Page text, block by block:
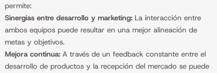
permite:
Sinergias entre desarrollo y marketing: La interacción entre
ambos equipos puede resultar en una mejor alineación de
metas y objetivos.
Mejora continua: A través de un feedback constante entre el
desarrollo de productos y la recepción del mercado se puede